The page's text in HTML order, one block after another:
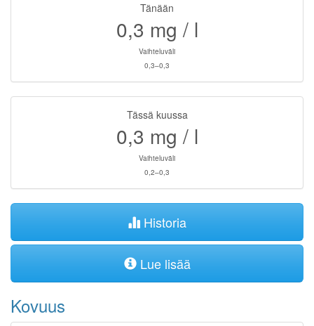
Tänään
0,3 mg / l
Vaihteluväli
0,3–0,3
Tässä kuussa
0,3 mg / l
Vaihteluväli
0,2–0,3
Historia
Lue lisää
Kovuus